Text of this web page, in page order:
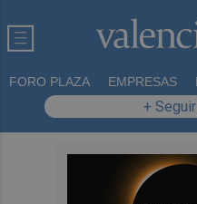
FORO PLAZA EMPRESAS
+